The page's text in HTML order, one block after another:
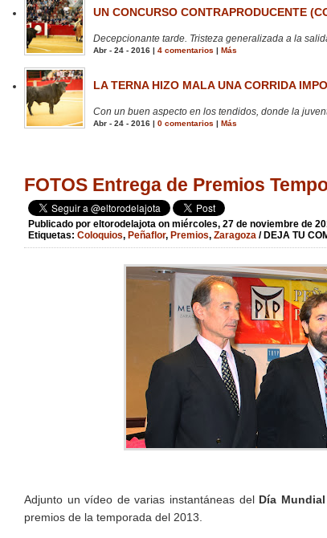
UN CONCURSO CONTRAPRODUCENTE
Decepcionante tarde. Tristeza generalizada a la
Abr - 24 - 2016 | 4 comentarios | Más
LA TERNA HIZO MALA UNA CORRIDA
Con un buen aspecto en los tendidos, donde la
Abr - 24 - 2016 | 0 comentarios Más
FOTOS Entrega de Premios
Publicado por eltorodelajota on miércoles, 27 de noviembre de
Etiquetas: Coloquios, Peñaflor, Premios, Zaragoza / DEJA TU
Adjunto un vídeo de varias instantáneas del Día
premios de la temporada del 2013.